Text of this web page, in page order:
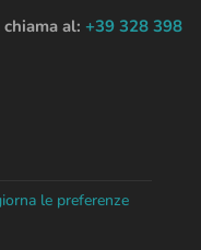
al: +39 328 398
le preferenze